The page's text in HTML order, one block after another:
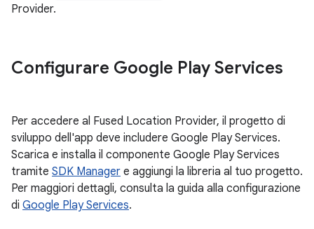
Provider.
Configurare Google Play Services
Per accedere al Fused Location Provider, il progetto di
sviluppo dell'app deve includere Google Play Services.
Scarica e installa il componente Google Play Services
tramite SDK Manager e aggiungi la libreria al tuo progetto.
Per maggiori dettagli, consulta la guida alla configurazione
di Google Play Services.